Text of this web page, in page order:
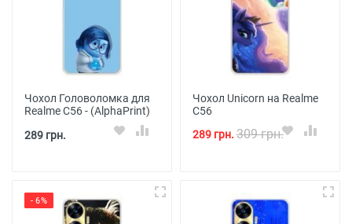
Чохол Головоломка для
Realme C56 - (AlphaPrint)
289 грн.
Чохол Unicorn на Realme
C56
289 грн. 309 грн.
- 6%